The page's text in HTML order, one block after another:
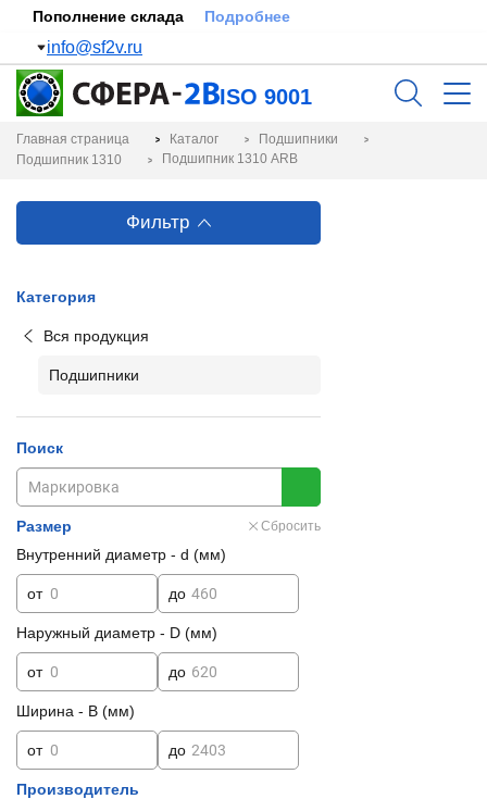
Пополнение склада Подробнее
info@sf2v.ru
ISO 9001
Главная страница Каталог
Подшипники
Подшипник 1310
Подшипник 1310 ARB
Фильтр
Категория
Вся продукция
Подшипники
Поиск
Размер Сбросить
Внутренний диаметр - d (мм)
от до
Наружный диаметр - D (мм)
от до
Ширина - B (мм)
от до
Производитель